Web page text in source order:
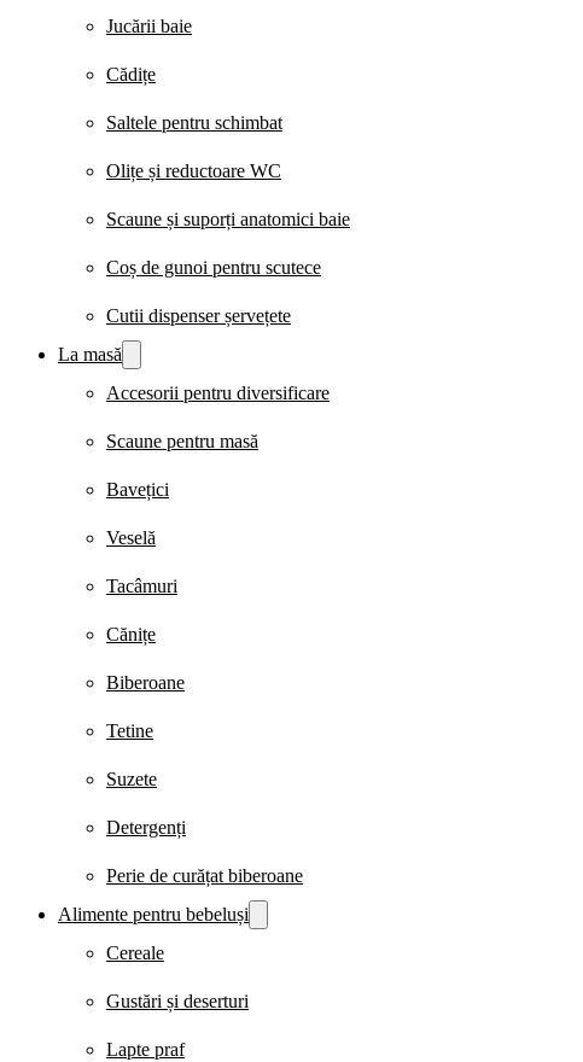
Jucării baie
Cădițe
Saltele pentru schimbat
Olițe și reductoare WC
Scaune și suporți anatomici baie
Coș de gunoi pentru scutece
Cutii dispenser șervețete
La masă
Accesorii pentru diversificare
Scaune pentru masă
Bavețici
Veselă
Tacâmuri
Cănițe
Biberoane
Tetine
Suzete
Detergenți
Perie de curățat biberoane
Alimente pentru bebeluși
Cereale
Gustări și deserturi
Lapte praf